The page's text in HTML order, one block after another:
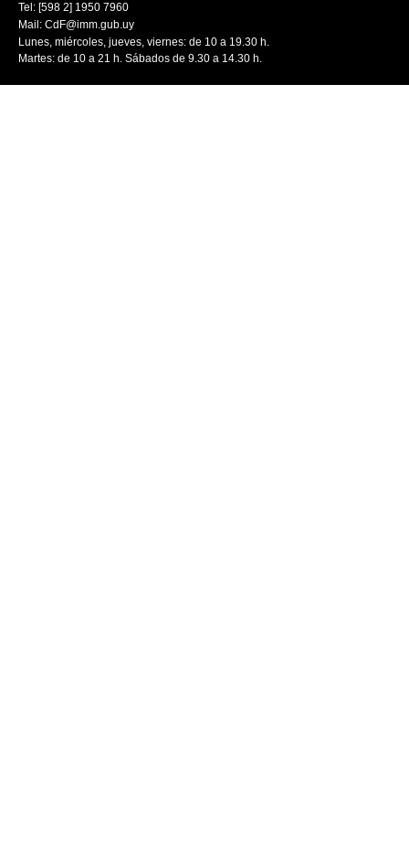
Tel: [598 2] 1950 7960
Mail: CdF@imm.gub.uy
Lunes, miércoles, jueves, viernes: de 10 a 19.30 h.
Martes: de 10 a 21 h. Sábados de 9.30 a 14.30 h.